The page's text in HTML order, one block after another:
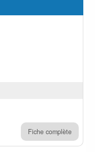
Fiche complète